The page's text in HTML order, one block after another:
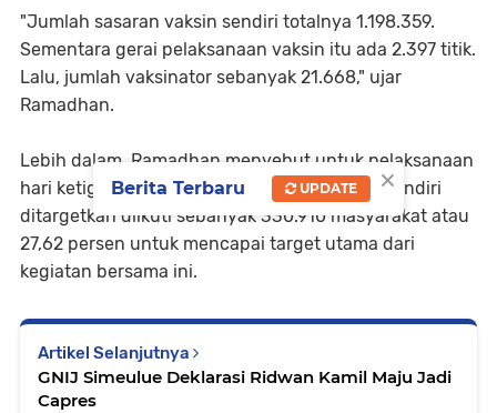
"Jumlah sasaran vaksin sendiri totalnya 1.198.359.
Sementara gerai pelaksanaan vaksin itu ada 2.397 titik.
Lalu, jumlah vaksinator sebanyak 21.668," ujar
Ramadhan.
Lebih dalam, Ramadhan menyebut untuk pelaksanaan
hari ketiga Sabtu 23 April 2022, program ini sendiri
ditargetkan diikuti sebanyak 330.910 masyarakat atau
27,62 persen untuk mencapai target utama dari
kegiatan bersama ini.
Artikel Selanjutnya
GNIJ Simeulue Deklarasi Ridwan Kamil Maju Jadi
Capres
×
Berita Terbaru UPDATE